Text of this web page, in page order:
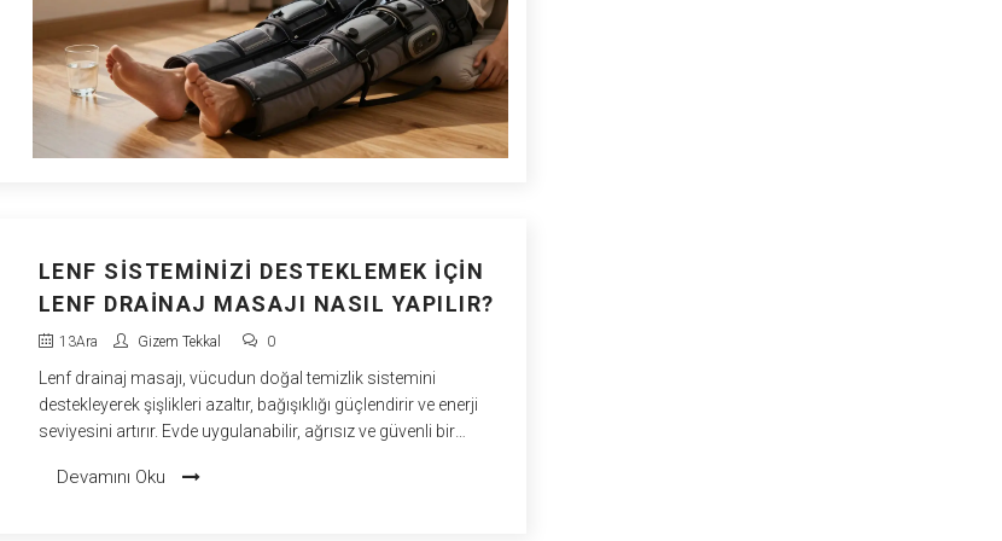
LENF SISTEMINIZI DESTEKLEMEK İÇIN
LENF DRAINAJ MASAJI NASIL YAPILIR?
13Ara Gizem Tekkal 0
Lenf drainaj masajı, vücudun doğal temizlik sistemini
destekleyerek şişlikleri azaltır, bağışıklığı güçlendirir ve enerji
seviyesini artırır. Evde uygulanabilir, ağrısız ve güvenli bir
Devamını Oku